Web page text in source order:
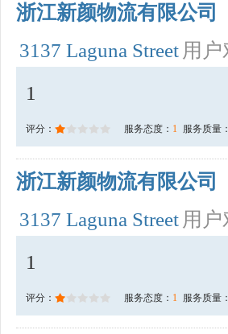
浙江新颜物流有限公司
3137 Laguna Street 用
1
评分： 服务态度： 1 服务质量：
浙江新颜物流有限公司
3137 Laguna Street 用
1
评分： 服务态度： 1 服务质量：